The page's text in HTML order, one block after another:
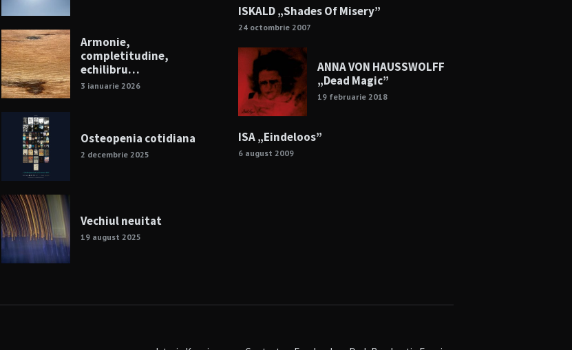
Armonie,
completitudine,
echilibru…
3 ianuarie 2026
Osteopenia cotidiana
2 decembrie 2025
Vechiul neuitat
19 august 2025
ISKALD „Shades Of Misery”
24 octombrie 2007
ANNA VON HAUSSWOLFF
„Dead Magic”
19 februarie 2018
ISA „Eindeloos”
6 august 2009